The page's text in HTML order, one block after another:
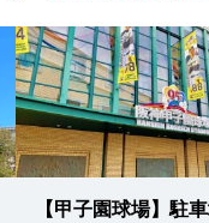
【甲子園球場】駐